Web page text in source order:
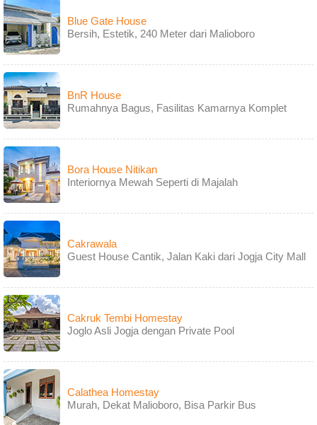
Blue Gate House
Bersih, Estetik, 240 Meter dari Malioboro
BnR House
Rumahnya Bagus, Fasilitas Kamarnya Komplet
Bora House Nitikan
Interiornya Mewah Seperti di Majalah
Cakrawala
Guest House Cantik, Jalan Kaki dari Jogja City Mall
Cakruk Tembi Homestay
Joglo Asli Jogja dengan Private Pool
Calathea Homestay
Murah, Dekat Malioboro, Bisa Parkir Bus